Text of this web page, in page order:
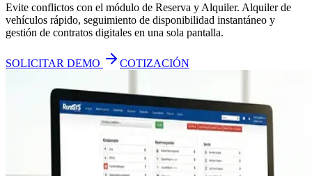
Evite conflictos con el módulo de Reserva y Alquiler. Alquiler de
vehículos rápido, seguimiento de disponibilidad instantáneo y
gestión de contratos digitales en una sola pantalla.
SOLICITAR DEMO COTIZACIÓN